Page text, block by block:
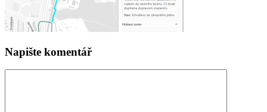
Napište komentář